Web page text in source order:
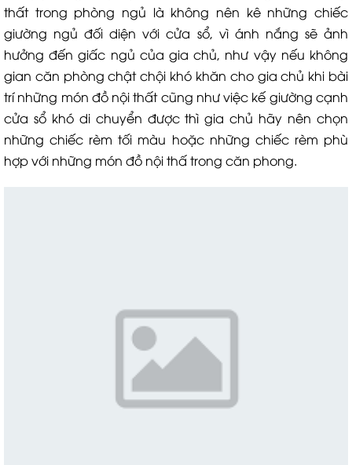
thất trong phòng ngủ là không nên kê những chiếc
giường ngủ đối diện với cửa sổ, vì ánh nắng sẽ ảnh
hưởng đến giấc ngủ của gia chủ, như vậy nếu không
gian căn phòng chật chội khó khăn cho gia chủ khi bài
trí những món đồ nội thất cũng như việc kế giường cạnh
cửa sổ khó di chuyển được thì gia chủ hãy nên chọn
những chiếc rèm tối màu hoặc những chiếc rèm phù
hợp với những món đồ nội thấ trong căn phong.